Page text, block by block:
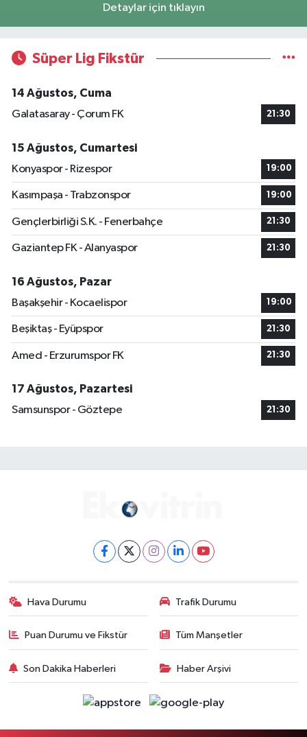
Detaylar için tıklayın
Süper Lig Fikstür
14 Ağustos, Cuma
Galatasaray - Çorum FK
21:30
15 Ağustos, Cumartesi
Konyaspor - Rizespor
19:00
Kasımpaşa - Trabzonspor 19:00
Gençlerbirliği S.K. - Fenerbahçe 21:30
Gaziantep FK - Alanyaspor 21:30
16 Ağustos, Pazar
Başakşehir - Kocaelispor
19:00
Beşiktaş - Eyüpspor 21:30
Amed - Erzurumspor FK 21:30
17 Ağustos, Pazartesi
Samsunspor - Göztepe
21:30
Hava Durumu Trafik Durumu
Puan Durumu ve Fikstür Tüm Manşetler
Son Dakika Haberleri Haber Arşivi